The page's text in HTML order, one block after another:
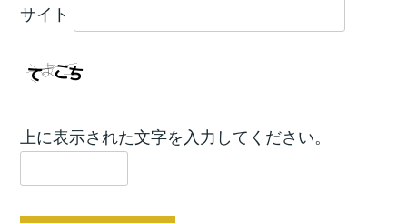
サイト
上に表示された文字を入力してください。